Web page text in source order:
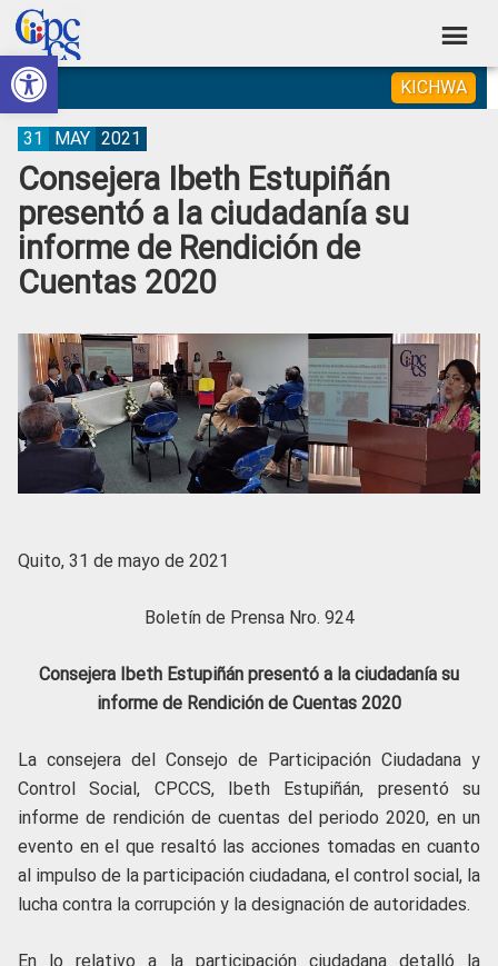
Abrir barra de herramientas
Skip
to
primary
navigation
Skip
to
main
content
Skip
to
primary
sidebar
Skip
to
footer
Consejo
de
Participación
Ciudadana
Control
Social
Construyendo
Poder
Ciudadano
KICHWA
Consejera Ibeth Estupiñán
presentó a la ciudadanía su
informe de Rendición de
Cuentas 2020
31 MAY 2021
Quito, 31 de mayo de 2021
Boletín de Prensa Nro. 924
Consejera Ibeth Estupiñán presentó a la ciudadanía su
informe de Rendición de Cuentas 2020
La consejera del Consejo de Participación Ciudadana y
Control Social, CPCCS, Ibeth Estupiñán, presentó su
informe de rendición de cuentas del periodo 2020, en un
evento en el que resaltó las acciones tomadas en cuanto
al impulso de la participación ciudadana, el control social, la
lucha contra la corrupción y la designación de autoridades.
En lo relativo a la participación ciudadana detalló la